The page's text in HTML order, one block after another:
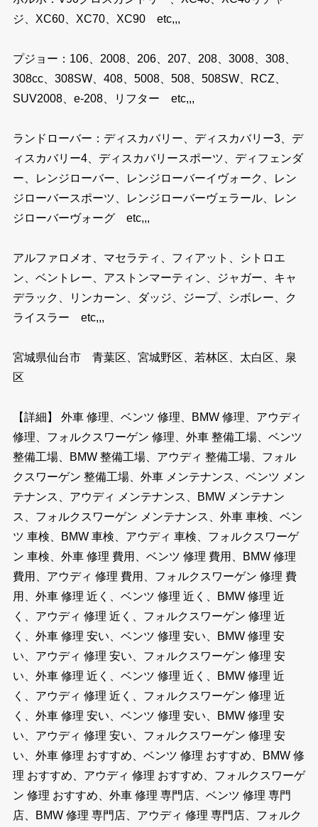
ジ、XC60、XC70、XC90 etc,,,
プジョー：106、2008、206、207、208、3008、308、
308cc、308SW、408、5008、508、508SW、RCZ、
SUV2008、e-208、リフター etc,,,
ランドローバー：ディスカバリー、ディスカバリー3、デ
ィスカバリー4、ディスカバリースポーツ、ディフェンダ
ー、レンジローバー、レンジローバーイヴォーク、レン
ジローバースポーツ、レンジローバーヴェラール、レン
ジローバーヴォーグ etc,,,
アルファロメオ、マセラティ、フィアット、シトロエ
ン、ベントレー、アストンマーティン、ジャガー、キャ
デラック、リンカーン、ダッジ、ジープ、シボレー、ク
ライスラー etc,,,
宮城県仙台市 青葉区、宮城野区、若林区、太白区、泉
区
【詳細】 外車 修理、ベンツ 修理、BMW 修理、アウディ
修理、フォルクスワーゲン 修理、外車 整備工場、ベンツ
整備工場、BMW 整備工場、アウディ 整備工場、フォル
クスワーゲン 整備工場、外車 メンテナンス、ベンツ メン
テナンス、アウディ メンテナンス、BMW メンテナン
ス、フォルクスワーゲン メンテナンス、外車 車検、ベン
ツ 車検、BMW 車検、アウディ 車検、フォルクスワーゲ
ン 車検、外車 修理 費用、ベンツ 修理 費用、BMW 修理
費用、アウディ 修理 費用、フォルクスワーゲン 修理 費
用、外車 修理 近く、ベンツ 修理 近く、BMW 修理 近
く、アウディ 修理 近く、フォルクスワーゲン 修理 近
く、外車 修理 安い、ベンツ 修理 安い、BMW 修理 安
い、アウディ 修理 安い、フォルクスワーゲン 修理 安
い、外車 修理 近く、ベンツ 修理 近く、BMW 修理 近
く、アウディ 修理 近く、フォルクスワーゲン 修理 近
く、外車 修理 安い、ベンツ 修理 安い、BMW 修理 安
い、アウディ 修理 安い、フォルクスワーゲン 修理 安
い、外車 修理 おすすめ、ベンツ 修理 おすすめ、BMW 修
理 おすすめ、アウディ 修理 おすすめ、フォルクスワーゲ
ン 修理 おすすめ、外車 修理 専門店、ベンツ 修理 専門
店、BMW 修理 専門店、アウディ 修理 専門店、フォルク